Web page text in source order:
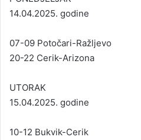
14.04.2025. godine
07-09 Potočari-Ražljevo
20-22 Cerik-Arizona
UTORAK
15.04.2025. godine
10-12 Bukvik-Cerik